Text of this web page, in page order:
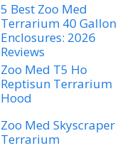
5 Best Zoo Med
Terrarium 40 Gallon
Enclosures: 2026
Reviews
Zoo Med T5 Ho
Reptisun Terrarium
Hood
Zoo Med Skyscraper
Terrarium